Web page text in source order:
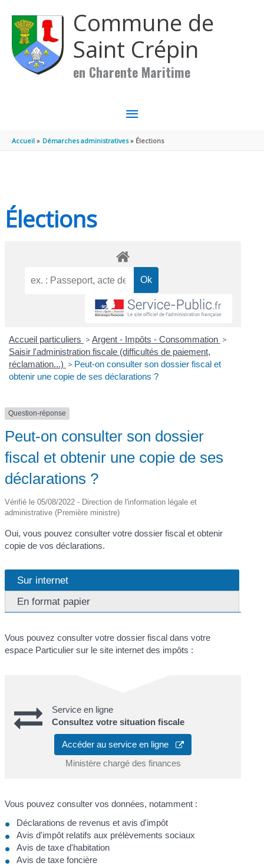
Commune de
Saint Crépin
en Charente Maritime
MENU
PRINCIPAL
Accueil Démarches administratives Élections
Élections
Accueil particuliers > Argent - Impôts - Consommation >
Saisir l'administration fiscale (difficultés de paiement,
réclamation...) > Peut-on consulter son dossier fiscal et
obtenir une copie de ses déclarations ?
Question-réponse
Peut-on consulter son dossier
fiscal et obtenir une copie de ses
déclarations ?
Vérifié le 05/08/2022 - Direction de l'information légale et
administrative (Première ministre)
Oui, vous pouvez consulter votre dossier fiscal et obtenir
copie de vos déclarations.
Sur internet
En format papier
Vous pouvez consulter votre dossier fiscal dans votre
espace Particulier sur le site internet des impôts :
Service en ligne
Consultez votre situation fiscale
Accéder au service en ligne
Ministère chargé des finances
Vous pouvez consulter vos données, notamment :
Déclarations de revenus et avis d'impôt
Avis d'impôt relatifs aux prélèvements sociaux
Avis de taxe d'habitation
Avis de taxe foncière